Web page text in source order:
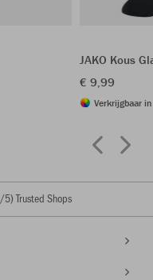
JAKO Kous
€ 9,99
Verkrijgbaar
/5) Trusted Shops